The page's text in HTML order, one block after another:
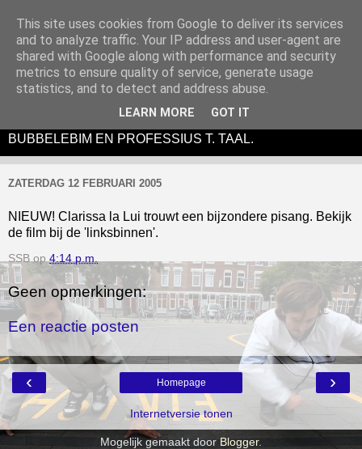
DE BUBBELEBIM IS EEN (ANTI)LITERAIR EN
PERFORMANCEVIDUO BESTAANDE UIT SIM SALA
BUBBELEBIM EN PROFESSIUS T. TAAL.
ZATERDAG 12 FEBRUARI 2005
NIEUW! Clarissa la Lui trouwt een bijzondere pisang. Bekijk
de film bij de 'linksbinnen'.
SSB op 4:14 p.m.
Geen opmerkingen:
Een reactie posten
‹ ›
Homepage
Internetversie tonen
Mogelijk gemaakt door Blogger.
This site uses cookies from Google to deliver its services
and to analyze traffic. Your IP address and user-agent are
shared with Google along with performance and security
metrics to ensure quality of service, generate usage
statistics, and to detect and address abuse.
LEARN MORE GOT IT